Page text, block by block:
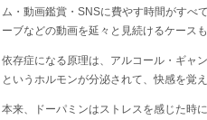
ム・動画鑑賞・SNSに費やす時間がすべ
ーブなどの動画を延々と見続けるケース
依存症になる原理は、アルコール・ギャ
というホルモンが分泌されて、快感を覚
本来、ドーパミンはストレスを感じた時